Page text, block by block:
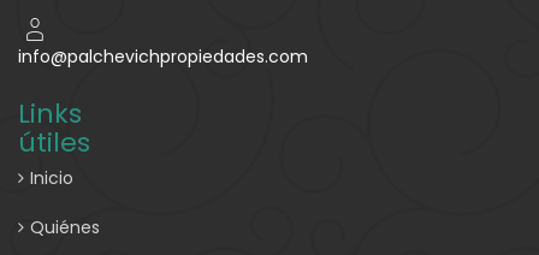
info@palchevichpropiedades.com
Links
útiles
Inicio
Quiénes